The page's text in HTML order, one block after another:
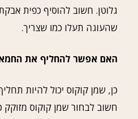
גלוטן. חשוב להוסיף כפית
שהעוגה תעלו כמו שצריך.
האם אפשר להחליף את
כן, שמן קוקוס יכול להיות
חשוב לבחור שמן קוקוס